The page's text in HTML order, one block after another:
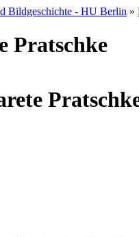
Bildgeschichte - HU Berlin »
Pratschke